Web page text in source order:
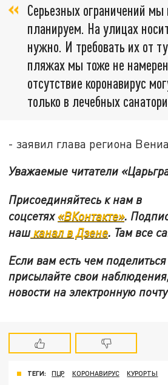
Серьезных ограничений мы
планируем. На улицах
нужно. И требовать их от
пляжах мы тоже не
отсутствие коронавирус
только в лечебных
- заявил глава региона
Уважаемые читатели
Присоединяйтесь к нам в
соцсетях«ВКонтакте».
нашканал в Дзене. Там все
Если вам есть чем
присылайте свои
новости на электронную почту
ТЕГИ: ПЦР КОРОНАВИРУС КУРОРТЫ